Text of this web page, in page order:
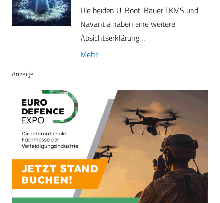
Die beiden U-Boot-Bauer TKMS und
Navantia haben eine weitere
Absichtserklärung…
Mehr
Anzeige